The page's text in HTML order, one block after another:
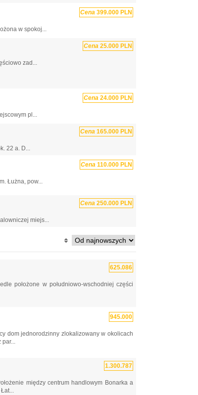
Cena 399.000 PLN
w spokoj...
Cena 25.000 PLN
zad...
Cena 24.000 PLN
pl...
Cena 165.000 PLN
22 a. D...
Cena 110.000 PLN
Łużna, pow...
Cena 250.000 PLN
miejs...
625.086
położone w południowo-wschodniej części
945.000
dom jednorodzinny zlokalizowany w okolicach
par...
1.300.787
między centrum handlowym Bonarka a